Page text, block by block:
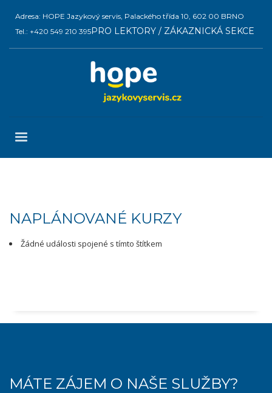
Adresa: HOPE Jazykový servis, Palackého třída 10, 602 00 BRNO
Tel.: +420 549 210 395PRO LEKTORY / ZÁKAZNICKÁ SEKCE
NAPLÁNOVANÉ KURZY
Žádné události spojené s tímto štítkem
MÁTE ZÁJEM O NAŠE SLUŽBY?